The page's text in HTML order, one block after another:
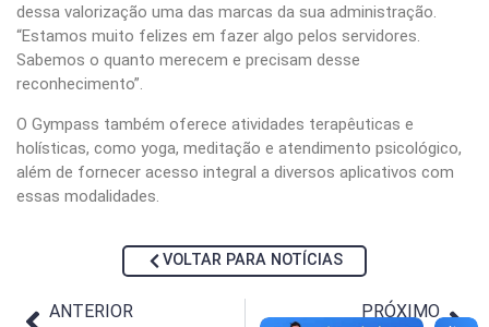
dessa valorização uma das marcas da sua administração.
“Estamos muito felizes em fazer algo pelos servidores.
Sabemos o quanto merecem e precisam desse
reconhecimento”.
O Gympass também oferece atividades terapêuticas e
holísticas, como yoga, meditação e atendimento psicológico,
além de fornecer acesso integral a diversos aplicativos com
essas modalidades.
VOLTAR PARA NOTÍCIAS
ANTERIOR PRÓXIMO